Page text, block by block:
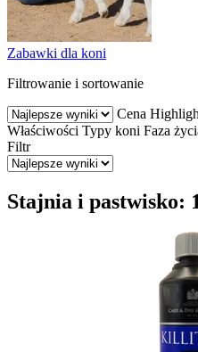
Zabawki dla koni
Filtrowanie i sortowanie
Cena
Właściwości Typy koni Faza
Filtr
Stajnia i pastwisko: